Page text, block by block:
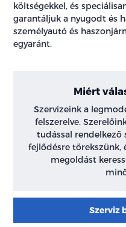
Miért
Szervizeink a
felszerelve.
tudással rendelkező
fejlődésre törekszünk,
megoldást
Szerviz
költségekkel, és
garantáljuk a nyugodt és
személyautó és
egyaránt.